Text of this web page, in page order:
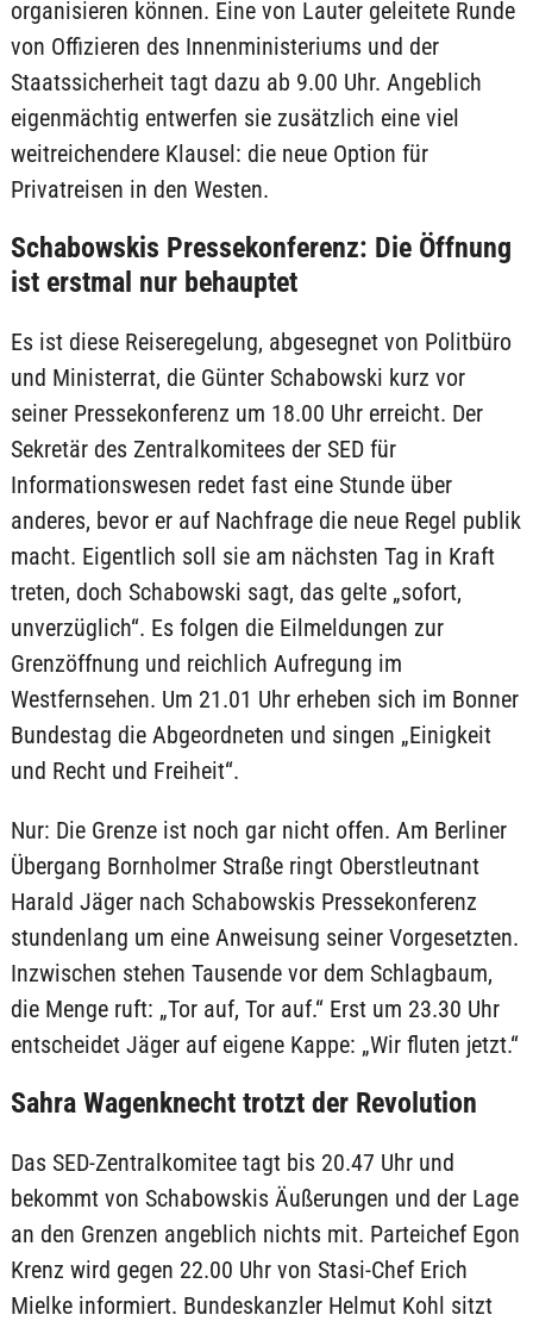
organisieren können. Eine von Lauter geleitete Runde
von Offizieren des Innenministeriums und der
Staatssicherheit tagt dazu ab 9.00 Uhr. Angeblich
eigenmächtig entwerfen sie zusätzlich eine viel
weitreichendere Klausel: die neue Option für
Privatreisen in den Westen.
Schabowskis Pressekonferenz: Die Öffnung
ist erstmal nur behauptet
Es ist diese Reiseregelung, abgesegnet von Politbüro
und Ministerrat, die Günter Schabowski kurz vor
seiner Pressekonferenz um 18.00 Uhr erreicht. Der
Sekretär des Zentralkomitees der SED für
Informationswesen redet fast eine Stunde über
anderes, bevor er auf Nachfrage die neue Regel publik
macht. Eigentlich soll sie am nächsten Tag in Kraft
treten, doch Schabowski sagt, das gelte „sofort,
unverzüglich“. Es folgen die Eilmeldungen zur
Grenzöffnung und reichlich Aufregung im
Westfernsehen. Um 21.01 Uhr erheben sich im Bonner
Bundestag die Abgeordneten und singen „Einigkeit
und Recht und Freiheit“.
Nur: Die Grenze ist noch gar nicht offen. Am Berliner
Übergang Bornholmer Straße ringt Oberstleutnant
Harald Jäger nach Schabowskis Pressekonferenz
stundenlang um eine Anweisung seiner Vorgesetzten.
Inzwischen stehen Tausende vor dem Schlagbaum,
die Menge ruft: „Tor auf, Tor auf.“ Erst um 23.30 Uhr
entscheidet Jäger auf eigene Kappe: „Wir fluten jetzt.“
Sahra Wagenknecht trotzt der Revolution
Das SED-Zentralkomitee tagt bis 20.47 Uhr und
bekommt von Schabowskis Äußerungen und der Lage
an den Grenzen angeblich nichts mit. Parteichef Egon
Krenz wird gegen 22.00 Uhr von Stasi-Chef Erich
Mielke informiert. Bundeskanzler Helmut Kohl sitzt